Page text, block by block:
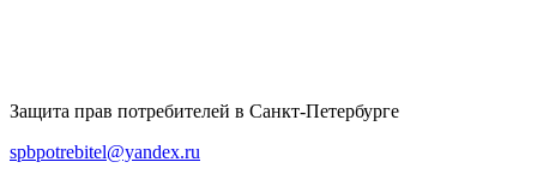
Защита прав потребителей в Санкт-Петербурге
spbpotrebitel@yandex.ru